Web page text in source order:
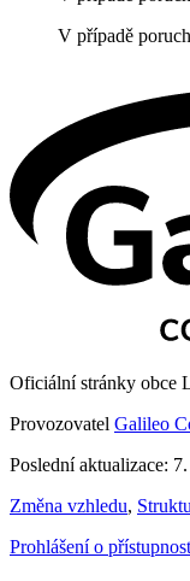
V případě
Oficiální stránky obce
Provozovatel Galileo
Poslední aktualizace:
Změna vzhledu,
Prohlášení o